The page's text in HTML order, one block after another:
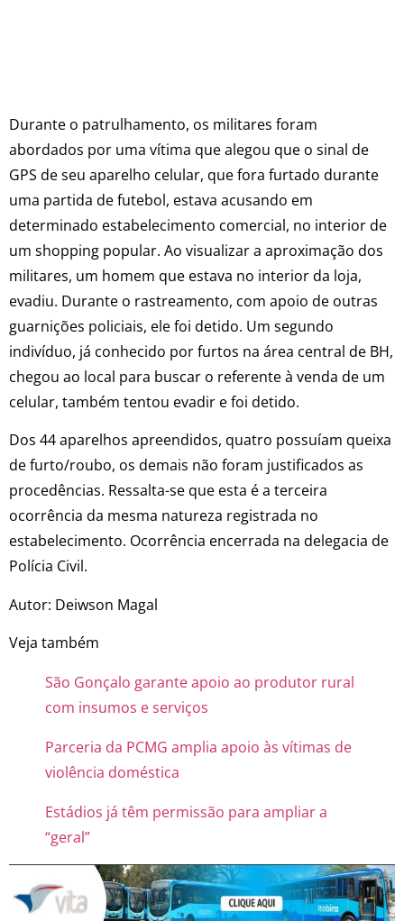
Durante o patrulhamento, os militares foram
abordados por uma vítima que alegou que o sinal de
GPS de seu aparelho celular, que fora furtado durante
uma partida de futebol, estava acusando em
determinado estabelecimento comercial, no interior de
um shopping popular. Ao visualizar a aproximação dos
militares, um homem que estava no interior da loja,
evadiu. Durante o rastreamento, com apoio de outras
guarnições policiais, ele foi detido. Um segundo
indivíduo, já conhecido por furtos na área central de BH,
chegou ao local para buscar o referente à venda de um
celular, também tentou evadir e foi detido.
Dos 44 aparelhos apreendidos, quatro possuíam queixa
de furto/roubo, os demais não foram justificados as
procedências. Ressalta-se que esta é a terceira
ocorrência da mesma natureza registrada no
estabelecimento. Ocorrência encerrada na delegacia de
Polícia Civil.
Autor: Deiwson Magal
Veja também
São Gonçalo garante apoio ao produtor rural
com insumos e serviços
Parceria da PCMG amplia apoio às vítimas de
violência doméstica
Estádios já têm permissão para ampliar a
“geral”